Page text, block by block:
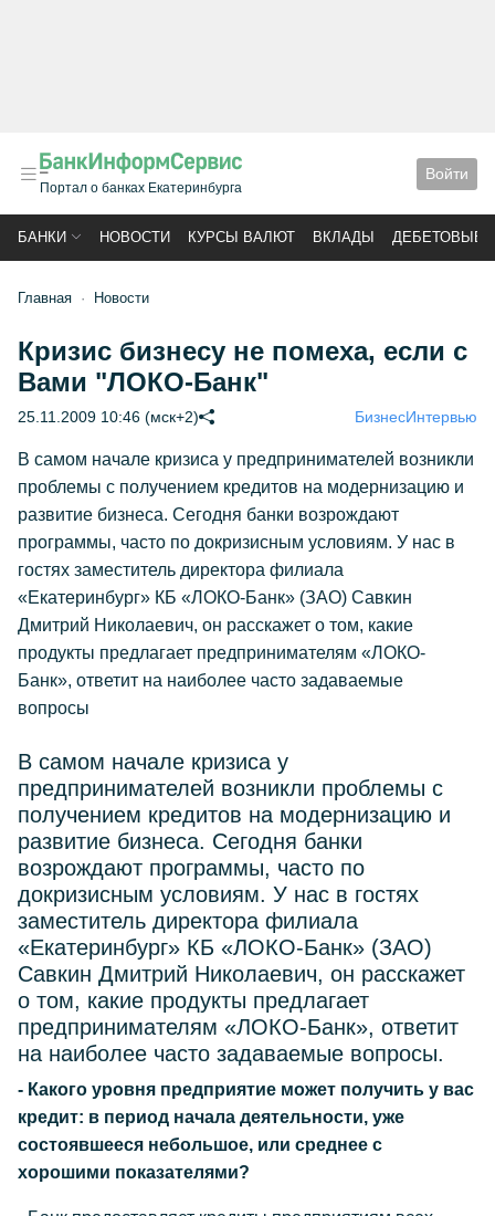
Портал о банках Екатеринбурга
Войти
БАНКИ НОВОСТИ КУРСЫ ВАЛЮТ ВКЛАДЫ ДЕБЕТОВЫЕ
Главная Новости
Кризис бизнесу не помеха, если с
Вами "ЛОКО-Банк"
25.11.2009 10:46 (мск+2) БизнесИнтервью
В самом начале кризиса у предпринимателей возникли
проблемы с получением кредитов на модернизацию и
развитие бизнеса. Сегодня банки возрождают
программы, часто по докризисным условиям. У нас в
гостях заместитель директора филиала
«Екатеринбург» КБ «ЛОКО-Банк» (ЗАО) Савкин
Дмитрий Николаевич, он расскажет о том, какие
продукты предлагает предпринимателям «ЛОКО-
Банк», ответит на наиболее часто задаваемые
вопросы
В самом начале кризиса у
предпринимателей возникли проблемы с
получением кредитов на модернизацию и
развитие бизнеса. Сегодня банки
возрождают программы, часто по
докризисным условиям. У нас в гостях
заместитель директора филиала
«Екатеринбург» КБ «ЛОКО-Банк» (ЗАО)
Савкин Дмитрий Николаевич, он расскажет
о том, какие продукты предлагает
предпринимателям «ЛОКО-Банк», ответит
на наиболее часто задаваемые вопросы.
- Какого уровня предприятие может получить у вас
кредит: в период начала деятельности, уже
состоявшееся небольшое, или среднее с
хорошими показателями?